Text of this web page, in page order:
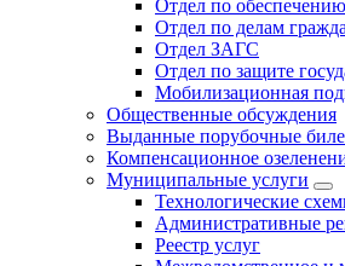
Отдел по
Отдел по делам
Отдел ЗАГС
Отдел по защите
Мобилизационная
Общественные обсуждения
Выданные порубочные
Компенсационное
Муниципальные услуги
Технологические
Административные
Реестр услуг